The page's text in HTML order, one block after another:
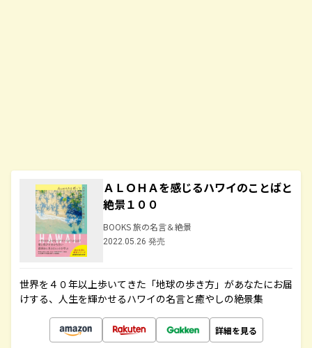
ＡＬＯＨＡを感じるハワイのことばと
絶景１００
BOOKS 旅の名言＆絶景
2022.05.26 発売
世界を４０年以上歩いてきた「地球の歩き方」があなたにお届
けする、人生を輝かせるハワイの名言と癒やしの絶景集
詳細を見る